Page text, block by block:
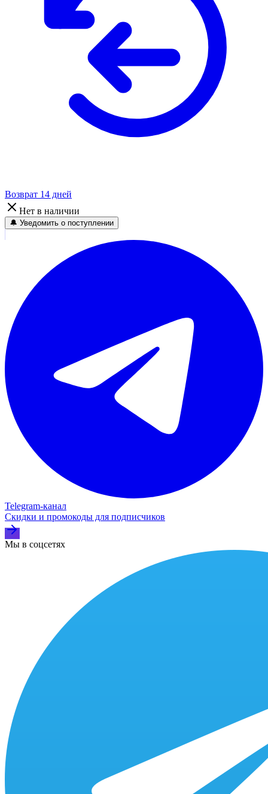
Возврат 14 дней
Нет в наличии
🔔 Уведомить о поступлении
Telegram‑канал
Скидки и промокоды для подписчиков
Мы в соцсетях